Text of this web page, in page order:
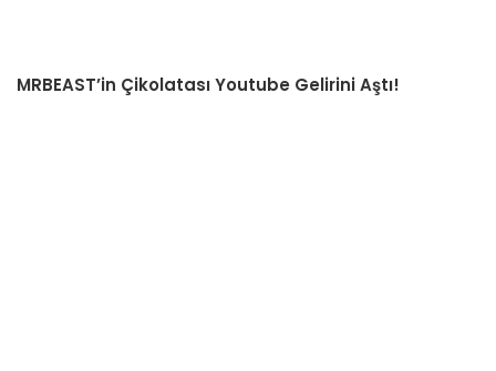
MRBEAST’in Çikolatası Youtube Gelirini Aştı!